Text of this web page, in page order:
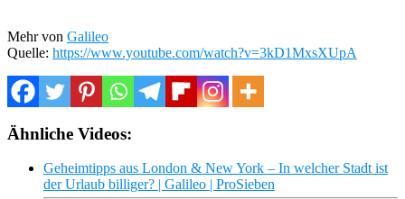
Mehr von Galileo
Quelle: https://www.youtube.com/watch?v=3kD1MxsXUpA
Ähnliche Videos:
Geheimtipps aus London & New York – In welcher Stadt ist
der Urlaub billiger? | Galileo | ProSieben